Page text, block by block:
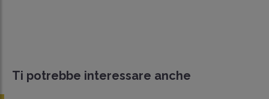
Ti potrebbe interessare anche